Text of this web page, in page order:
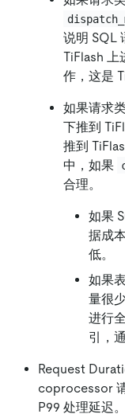
说明 SQL
TiFlash 上
作，这是
如果请求
下推到
推到
中，如果
合理。
如果
据成
低。
如果
量很
进行
引，
Request
coprocessor
P99 处理延迟。